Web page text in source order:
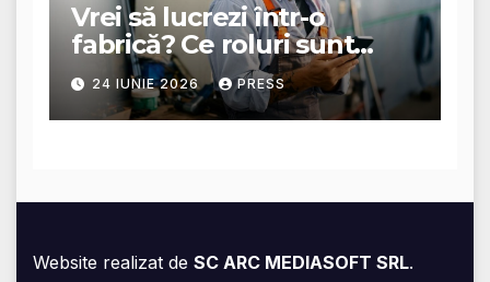
Vrei să lucrezi într-o
fabrică? Ce roluri sunt
disponibile și ce presupun
acestea
24 IUNIE 2026 PRESS
Website realizat de SC ARC MEDIASOFT SRL.